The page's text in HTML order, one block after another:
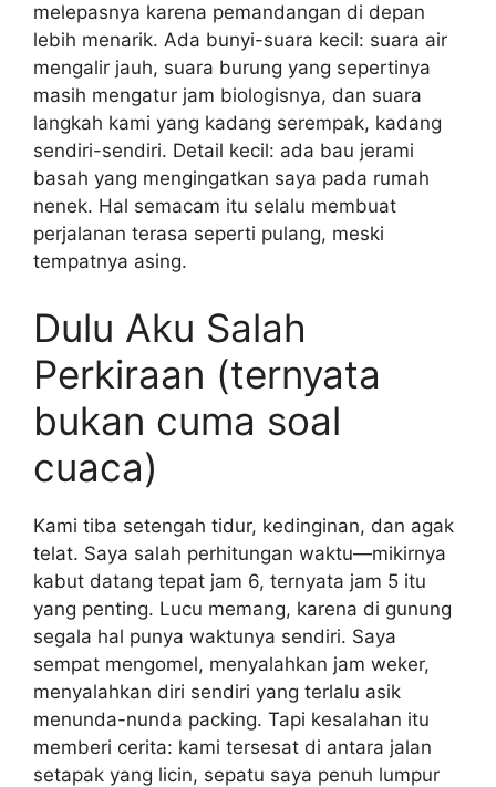
melepasnya karena pemandangan di depan
lebih menarik. Ada bunyi-suara kecil: suara air
mengalir jauh, suara burung yang sepertinya
masih mengatur jam biologisnya, dan suara
langkah kami yang kadang serempak, kadang
sendiri-sendiri. Detail kecil: ada bau jerami
basah yang mengingatkan saya pada rumah
nenek. Hal semacam itu selalu membuat
perjalanan terasa seperti pulang, meski
tempatnya asing.
Dulu Aku Salah
Perkiraan (ternyata
bukan cuma soal
cuaca)
Kami tiba setengah tidur, kedinginan, dan agak
telat. Saya salah perhitungan waktu—mikirnya
kabut datang tepat jam 6, ternyata jam 5 itu
yang penting. Lucu memang, karena di gunung
segala hal punya waktunya sendiri. Saya
sempat mengomel, menyalahkan jam weker,
menyalahkan diri sendiri yang terlalu asik
menunda-nunda packing. Tapi kesalahan itu
memberi cerita: kami tersesat di antara jalan
setapak yang licin, sepatu saya penuh lumpur